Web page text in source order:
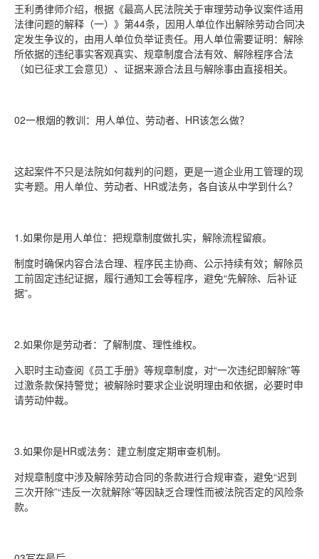
王利勇律师介绍，根据《最高人民法院关于审理劳动争议案件适用
法律问题的解释（一）》第44条，因用人单位作出解除劳动合同决
定发生争议的，由用人单位负举证责任。用人单位需要证明：解除
所依据的违纪事实客观真实、规章制度合法有效、解除程序合法
（如已征求工会意见）、证据来源合法且与解除事由直接相关。
02一根烟的教训：用人单位、劳动者、HR该怎么做？
这起案件不只是法院如何裁判的问题，更是一道企业用工管理的现
实考题。用人单位、劳动者、HR或法务，各自该从中学到什么？
1.如果你是用人单位：把规章制度做扎实，解除流程留痕。
制度时确保内容合法合理、程序民主协商、公示持续有效；解除员
工前固定违纪证据，履行通知工会等程序，避免“先解除、后补证
据”。
2.如果你是劳动者：了解制度、理性维权。
入职时主动查阅《员工手册》等规章制度，对“一次违纪即解除”等
过激条款保持警觉；被解除时要求企业说明理由和依据，必要时申
请劳动仲裁。
3.如果你是HR或法务：建立制度定期审查机制。
对规章制度中涉及解除劳动合同的条款进行合规审查，避免“迟到
三次开除”“违反一次就解除”等因缺乏合理性而被法院否定的风险条
款。